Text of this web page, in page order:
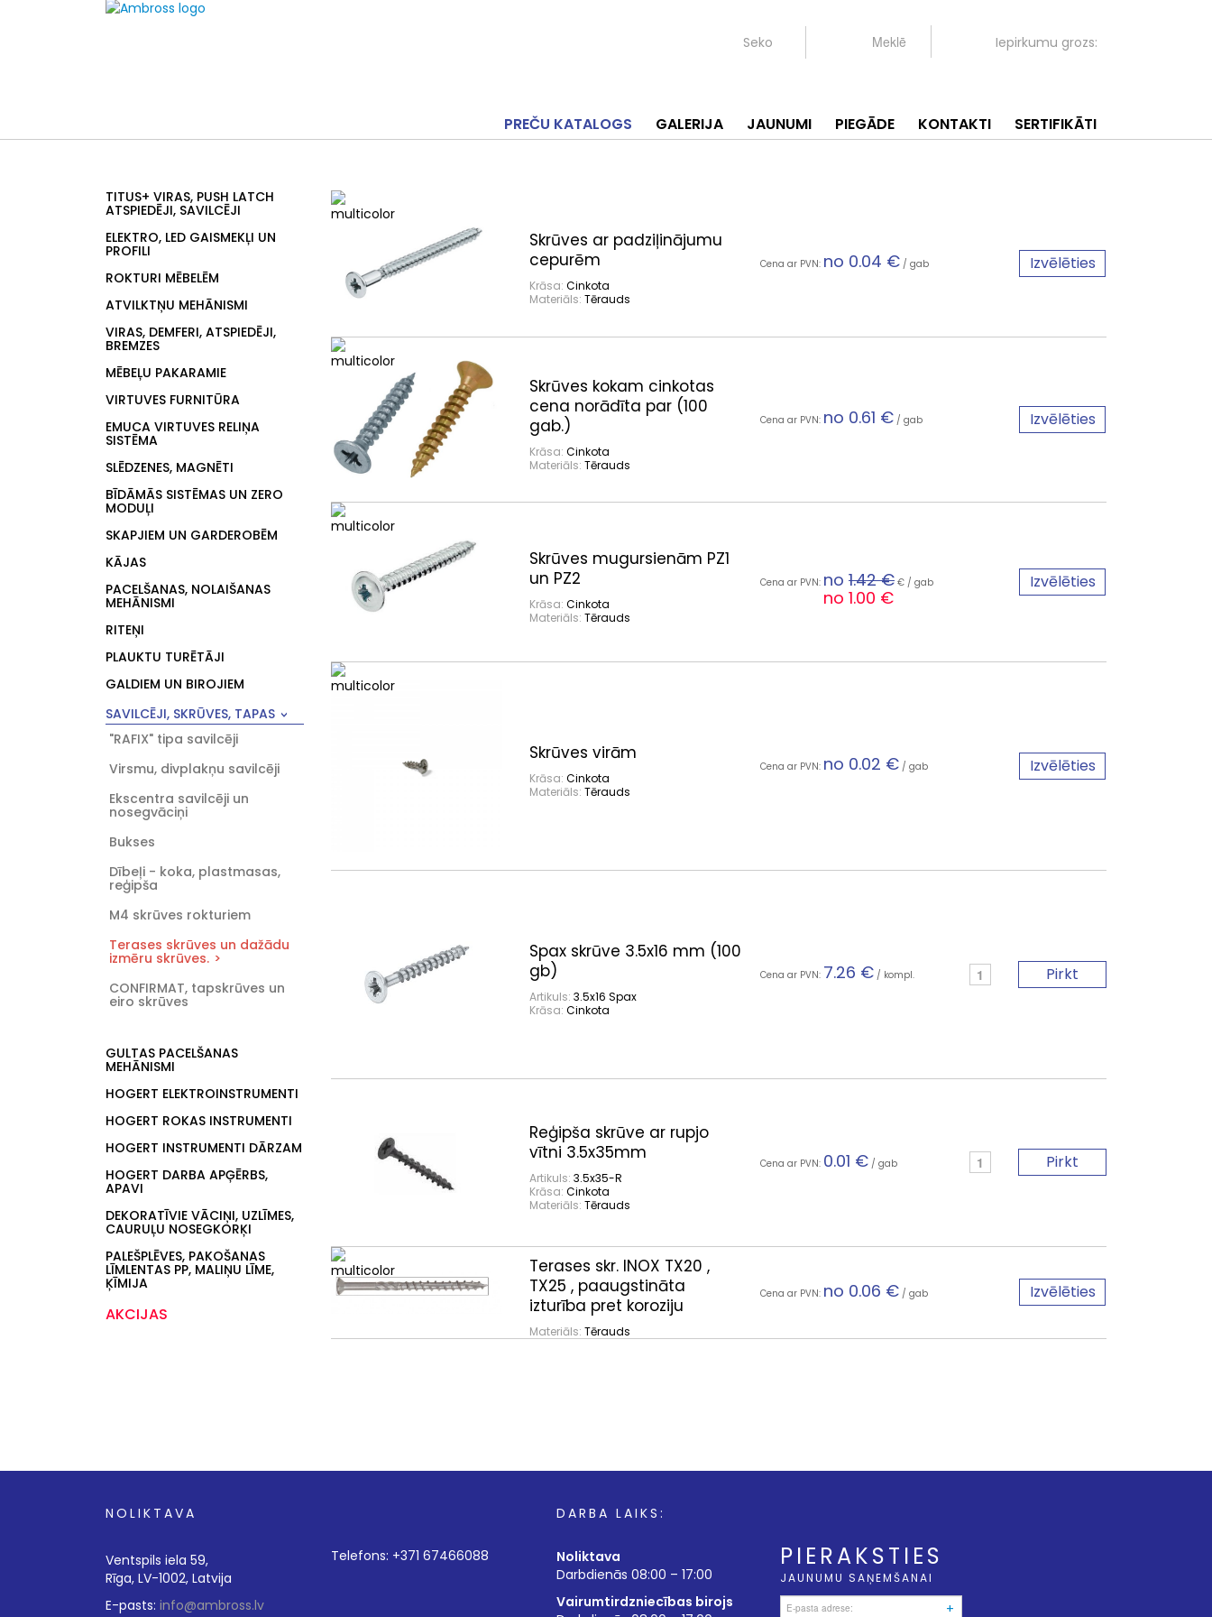
Seko Iepirkumu grozs:
PREČU KATALOGS GALERIJA JAUNUMI PIEGĀDE KONTAKTI SERTIFIKĀTI
TITUS+ VIRAS, PUSH LATCH
ATSPIEDĒJI, SAVILCĒJI
ELEKTRO, LED GAISMEKĻI UN
PROFILI
ROKTURI MĒBELĒM
ATVILKTŅU MEHĀNISMI
VIRAS, DEMFERI, ATSPIEDĒJI,
BREMZES
MĒBEĻU PAKARAMIE
VIRTUVES FURNITŪRA
EMUCA VIRTUVES RELIŅA
SISTĒMA
SLĒDZENES, MAGNĒTI
BĪDĀMĀS SISTĒMAS UN ZERO
MODUĻI
SKAPJIEM UN GARDEROBĒM
KĀJAS
PACELŠANAS, NOLAIŠANAS
MEHĀNISMI
RITEŅI
PLAUKTU TURĒTĀJI
GALDIEM UN BIROJIEM
SAVILCĒJI, SKRŪVES, TAPAS
"RAFIX" tipa savilcēji
Virsmu, divplakņu savilcēji
Ekscentra savilcēji un
nosegvāciņi
Bukses
Dībeļi - koka, plastmasas,
reģipša
M4 skrūves rokturiem
Terases skrūves un dažādu
izmēru skrūves.
CONFIRMAT, tapskrūves un
eiro skrūves
GULTAS PACELŠANAS
MEHĀNISMI
HOGERT ELEKTROINSTRUMENTI
HOGERT ROKAS INSTRUMENTI
HOGERT INSTRUMENTI DĀRZAM
HOGERT DARBA APĢĒRBS,
APAVI
DEKORATĪVIE VĀCIŅI, UZLĪMES,
CAURUĻU NOSEGKORĶI
PALEŠPLĒVES, PAKOŠANAS
LĪMLENTAS PP, MALIŅU LĪME,
ĶĪMIJA
AKCIJAS
Skrūves ar padziļinājumu
cepurēm
Krāsa: Cinkota
Materiāls: Tērauds
Cena ar PVN: no 0.04 € / gab Izvēlēties
Skrūves kokam cinkotas
cena norādīta par (100
gab.)
Krāsa: Cinkota
Materiāls: Tērauds
Cena ar PVN: no 0.61 € / gab Izvēlēties
Skrūves mugursienām PZ1
un PZ2
Krāsa: Cinkota
Materiāls: Tērauds
Cena ar PVN: no 1.42 €
no 1.00 €
€ / gab Izvēlēties
Skrūves virām
Krāsa: Cinkota
Materiāls: Tērauds
Cena ar PVN: no 0.02 € / gab Izvēlēties
Spax skrūve 3.5x16 mm (100
gb)
Artikuls: 3.5x16 Spax
Krāsa: Cinkota
Cena ar PVN: 7.26 € / kompl. Pirkt
Reģipša skrūve ar rupjo
vītni 3.5x35mm
Artikuls: 3.5x35-R
Krāsa: Cinkota
Materiāls: Tērauds
Cena ar PVN: 0.01 € / gab Pirkt
Terases skr. INOX TX20 ,
TX25 , paaugstināta
izturība pret koroziju
Materiāls: Tērauds
Cena ar PVN: no 0.06 € / gab Izvēlēties
NOLIKTAVA
Ventspils iela 59,
Rīga, LV-1002, Latvija
E-pasts: info@ambross.lv
Telefons: +371 67466088
DARBA LAIKS:
Noliktava
Darbdienās 08:00 – 17:00
Vairumtirdzniecības birojs
PIERAKSTIES
JAUNUMU SAŅEMŠANAI
+